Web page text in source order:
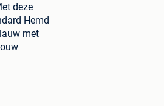
deze
Hemd
met